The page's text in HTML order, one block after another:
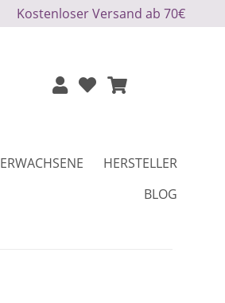
Kostenloser Versand ab 70€
ERWACHSENE
HERSTELLER
BLOG